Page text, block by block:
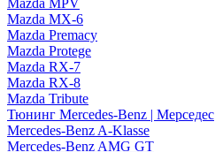
Mazda MPV
Mazda MX-6
Mazda Premacy
Mazda Protege
Mazda RX-7
Mazda RX-8
Mazda Tribute
Тюнинг Mercedes-Benz | Мерседес
Mercedes-Benz A-Klasse
Mercedes-Benz AMG GT